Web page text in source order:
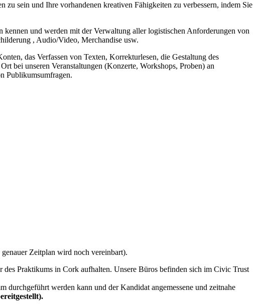
sein und Ihre vorhandenen kreativen Fähigkeiten zu verbessern, indem Sie
und werden mit der Verwaltung aller logistischen Anforderungen von
, Audio/Video, Merchandise usw.
das Verfassen von Texten, Korrekturlesen, die Gestaltung des
bei unseren Veranstaltungen (Konzerte, Workshops, Proben) an
Publikumsumfragen.
Zeitplan wird noch vereinbart).
Praktikums in Cork aufhalten. Unsere Büros befinden sich im Civic Trust
durchgeführt werden kann und der Kandidat angemessene und zeitnahe